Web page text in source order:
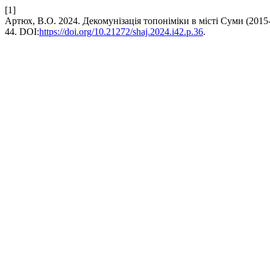
[1]
Артюх, В.О. 2024. Декомунізація топоніміки в місті Суми
44. DOI:https://doi.org/10.21272/shaj.2024.i42.p.36.